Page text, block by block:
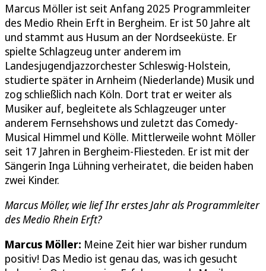
Marcus Möller ist seit Anfang 2025 Programmleiter
des Medio Rhein Erft in Bergheim. Er ist 50 Jahre alt
und stammt aus Husum an der Nordseeküste. Er
spielte Schlagzeug unter anderem im
Landesjugendjazzorchester Schleswig-Holstein,
studierte später in Arnheim (Niederlande) Musik und
zog schließlich nach Köln. Dort trat er weiter als
Musiker auf, begleitete als Schlagzeuger unter
anderem Fernsehshows und zuletzt das Comedy-
Musical Himmel und Kölle. Mittlerweile wohnt Möller
seit 17 Jahren in Bergheim-Fliesteden. Er ist mit der
Sängerin Inga Lühning verheiratet, die beiden haben
zwei Kinder.
Marcus Möller, wielief Ihr erstes Jahr als Programmleiter
des Medio Rhein Erft?
Marcus Möller: Meine Zeit hier war bisher rundum
positiv! Das Medio ist genau das, was ich gesucht